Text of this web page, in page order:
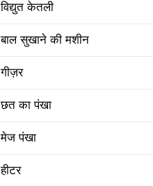
विद्युत केतली
बाल सुखाने की मशीन
गीज़र
छत का पंखा
मेज पंखा
हीटर